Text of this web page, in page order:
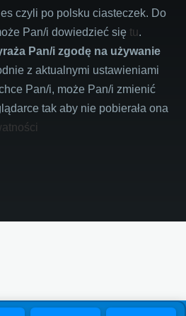
czyli po polsku ciasteczek. Do
Pan/i dowiedzieć się tu.
Pan/i zgodę na używanie
z aktualnymi ustawieniami
Pan/i, może Pan/i zmienić
tak aby nie pobierała ona